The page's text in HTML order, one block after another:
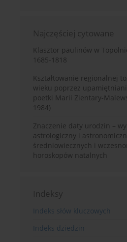
Najczęściej cytowane
Klasztor paulinów w
1685-1818
Kształtowanie regionalnej
wieku poprzez
poetki Marii Zientary-
1984)
Znaczenie daty urodzin –
astrologiczny i
średniowiecznych i
horoskopów natalnych
Indeksy
Indeks słów kluczowych
Indeks dziedzin